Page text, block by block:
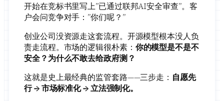
开始在竞标书里写上”已通过联邦AI安全审查”。客
户会问竞争对手：”你们呢？”
创业公司没资源走这套流程。开源模型根本没人负
责走流程。市场的逻辑很朴素： 你的模型是不是不
安全？为什么不敢去给政府测？
这就是史上最经典的监管套路——三步走： 自愿先
行 → 市场标准化 → 立法强制化。